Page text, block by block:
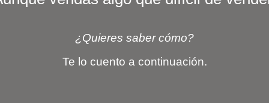
¿Quieres saber cómo?
Te lo cuento a continuación.